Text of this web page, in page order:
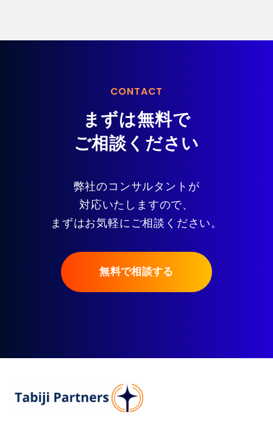
CONTACT
まずは無料で
ご相談ください
弊社のコンサルタントが
対応いたしますので、
まずはお気軽にご相談ください。
無料で相談する